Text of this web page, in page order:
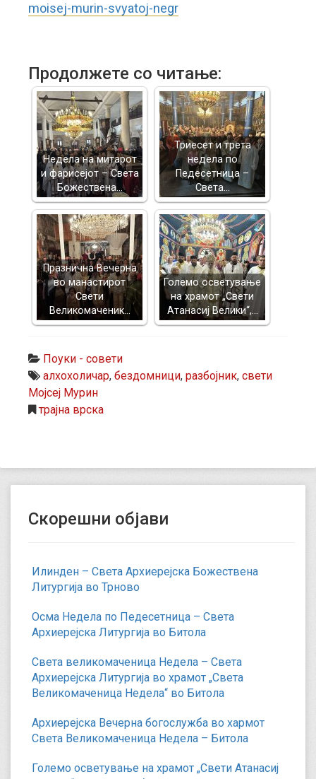
moisej-murin-svyatoj-negr
Продолжете со читање:
Недела на митарот
и фарисејот – Светa
Божествена…
Триесет и трета
недела по
Педесетница –
Света…
Празнична Вечерна
во манастирот
Свети
Великомаченик…
Големо осветување
на храмот „Свети
Атанасиј Велики“,…
Поуки - совети
алхохоличар, бездомници, разбојник, свети
Мојсеј Мурин
трајна врска
Скорешни објави
Илинден – Света Архиерејска Божествена
Литургија во Трново
Осма Недела по Педесетница – Света
Архиерејска Литургија во Битола
Света великомаченица Недела – Света
Архиерејска Литургија во храмот „Света
Великомаченица Недела“ во Битола
Архиерејска Вечерна богослужба во хармот
Света Великомаченица Недела – Битола
Големо осветување на храмот „Свети Атанасиј